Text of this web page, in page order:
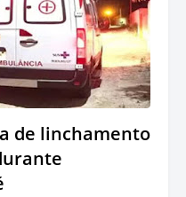
de linchamento